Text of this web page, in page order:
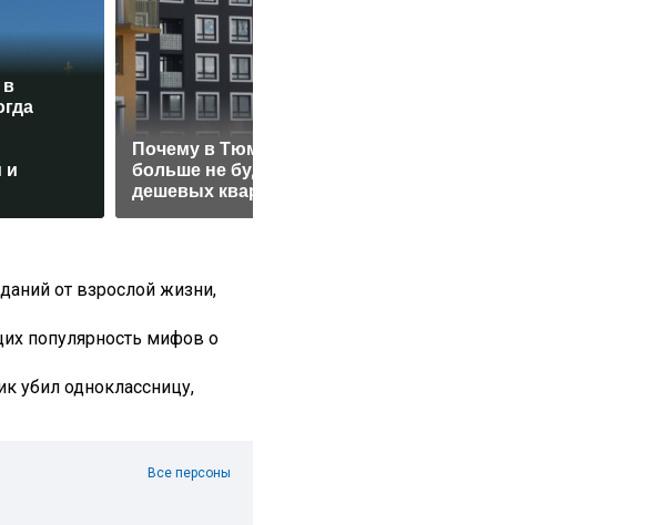
в
и
Почему в Тюмени
больше не будет
дешевых квартир
от взрослой жизни,
популярность мифов о
убил одноклассницу,
Все персоны